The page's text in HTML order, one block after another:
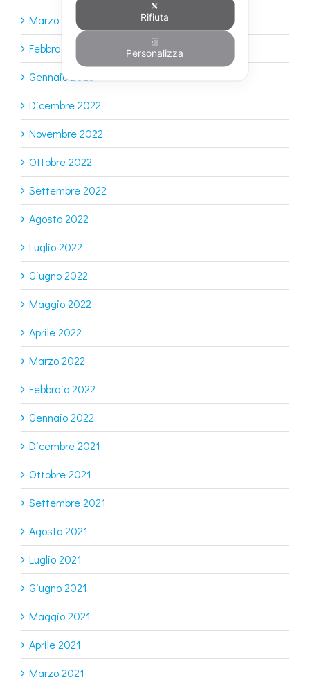
Marzo 2023
Febbraio 2023
Gennaio 2023
Dicembre 2022
Novembre 2022
Ottobre 2022
Settembre 2022
Agosto 2022
Luglio 2022
Giugno 2022
Maggio 2022
Aprile 2022
Marzo 2022
Febbraio 2022
Gennaio 2022
Dicembre 2021
Ottobre 2021
Settembre 2021
Agosto 2021
Luglio 2021
Giugno 2021
Maggio 2021
Aprile 2021
Marzo 2021
Rifiuta
Personalizza